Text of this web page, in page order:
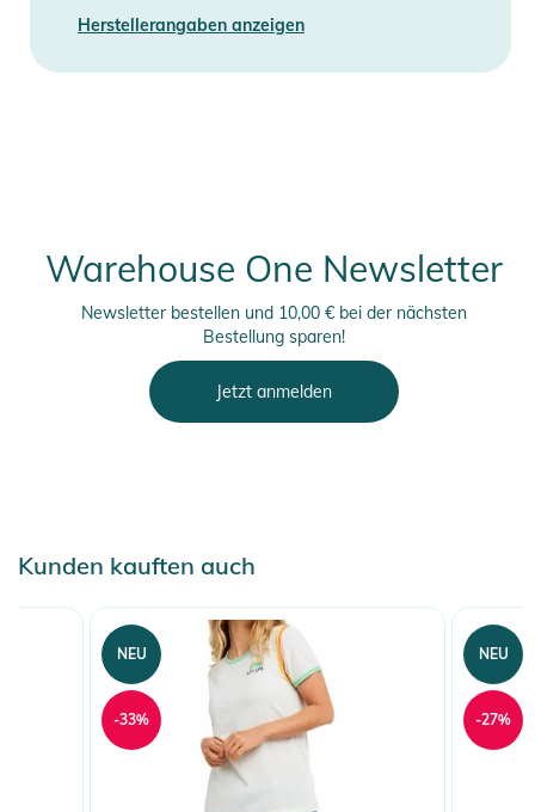
Herstellerangaben anzeigen
Warehouse One Newsletter
Newsletter bestellen und 10,00 € bei der nächsten
Bestellung sparen!
Jetzt anmelden
Kunden kauften auch
NEU
-33%
NEU
-27%